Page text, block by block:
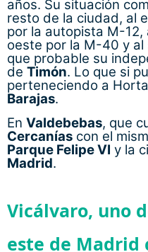
Vicálvaro, uno
este de Madrid
historia